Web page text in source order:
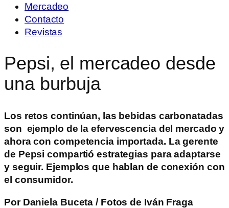
Mercadeo
Contacto
Revistas
Pepsi, el mercadeo desde
una burbuja
Los retos continúan, las bebidas carbonatadas
son ejemplo de la efervescencia del mercado y
ahora con competencia importada. La gerente
de Pepsi compartió estrategias para adaptarse
y seguir. Ejemplos que hablan de conexión con
el consumidor.
Por Daniela Buceta / Fotos de Iván Fraga